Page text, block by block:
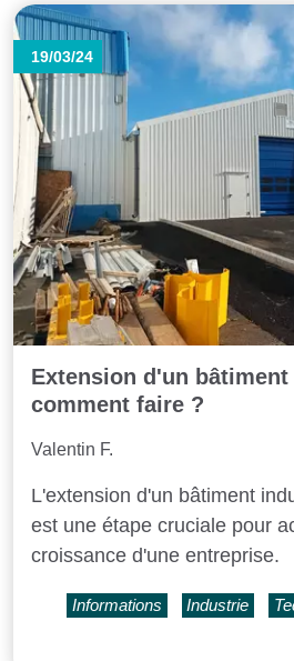
19/03/24
Extension d'un
comment faire ?
Valentin F.
L'extension d'un bâtiment
est une étape cruciale pour
croissance d'une entreprise.
Informations Industrie